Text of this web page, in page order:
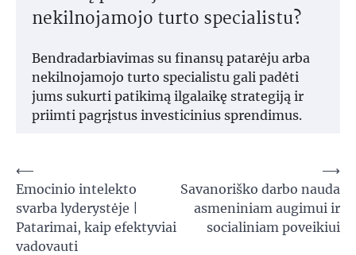
nekilnojamojo turto specialistu?
Bendradarbiavimas su finansų patarėju arba
nekilnojamojo turto specialistu gali padėti
jums sukurti patikimą ilgalaikę strategiją ir
priimti pagrįstus investicinius sprendimus.
Navigacija
tarp
įrašų
⟵
Emocinio intelekto
svarba lyderystėje |
Patarimai, kaip efektyviai
vadovauti
Savanoriško darbo nauda
asmeniniam augimui ir
socialiniam poveikiui
⟶